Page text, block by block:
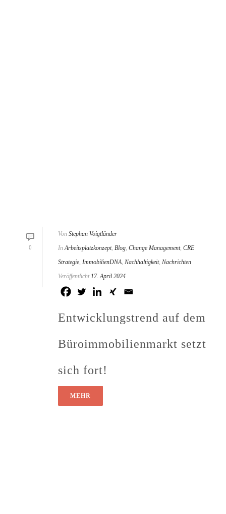
0
Von Stephan Voigtländer
In Arbeitsplatzkonzept, Blog, Change Management, CRE
Strategie, ImmobilienDNA, Nachhaltigkeit, Nachrichten
Veröffentlicht 17. April 2024
Entwicklungstrend auf dem
Büroimmobilienmarkt setzt
sich fort!
MEHR